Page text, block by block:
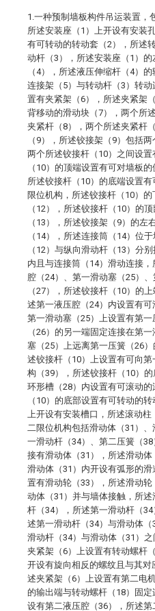
1.一种预制墙板构件吊运装置，
所述安装座（1）上开设有安装
有可转动的转动套（2），所述
动杆（3），所述安装座（1）
（4），所述液压伸缩杆（4）
连接架（5）与转动杆（3）转
置有夹紧架（6），所述夹紧架
背移动的滑动块（7），两个所
夹紧杆（8），两个所述夹紧杆
（9），所述铰接架（9）包括
两个所述铰接杆（10）之间设
（10）的顶端设置有可对墙板
所述铰接杆（10）的底端设置
限位机构，所述铰接杆（10）
（12），所述铰接杆（10）的
（13），所述铰接架（9）的
（14），所述连接筒（14）位
（12）与纵向滑动杆（13）分
内且与连接筒（14）滑动连接
腔（24）、第一滑动塞（25）
（27），所述铰接杆（10）的
述第一液压腔（24）内设置有
第一滑动塞（25）上设置有第
（26）的另一端固定连接在第
塞（25）上远离第一压簧（26
述铰接杆（10）上设置有可向
构（39），所述铰接杆（10）
环形槽（28）内设置有可滚动
（10）的底部设置有可转动的
上开设有安装槽口，所述滚动
二限位机构包括滑动体（31）
一滑动杆（34）、第二压簧（
接有滑动体（31），所述滑动
滑动体（31）内开设有弧形的
置有滑动轮（33），所述滑动
动体（31）并与墙体接触，所
杆（34），所述第一滑动杆（
述第一滑动杆（34）与滑动体
滑动杆（34）与滑动体（31）
夹紧架（6）上设置有转动螺杆
开设有旋向相反的螺纹且与其
述夹紧架（6）上设置有第二电
的输出端与转动螺杆（18）固
设有第二液压腔（36），所述